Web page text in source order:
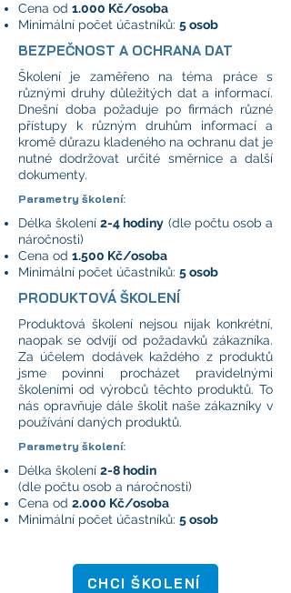
Cena od 1.000 Kč/osoba
Minimální počet účastníků: 5 osob
BEZPEČNOST A OCHRANA DAT
Školení je zaměřeno na téma práce s
různými druhy důležitých dat a informací.
Dnešní doba požaduje po firmách různé
přístupy k různým druhům informací a
kromě důrazu kladeného na ochranu dat je
nutné dodržovat určité směrnice a další
dokumenty.
Parametry školení:
Délka školení2-4 hodiny (dle počtu osob a
náročnosti)
Cena od 1.500 Kč/osoba
Minimální počet účastníků: 5 osob
PRODUKTOVÁ ŠKOLENÍ
Produktová školení nejsou nijak konkrétní,
naopak se odvíjí od požadavků zákazníka.
Za účelem dodávek každého z produktů
jsme povinni procházet pravidelnými
školeními od výrobců těchto produktů. To
nás opravňuje dále školit naše zákazníky v
používání daných produktů.
Parametry školení:
Délka školení 2-8 hodin
(dle počtu osob a náročnosti)
Cena od 2.000 Kč/osoba
Minimální počet účastníků: 5 osob
CHCI ŠKOLENÍ